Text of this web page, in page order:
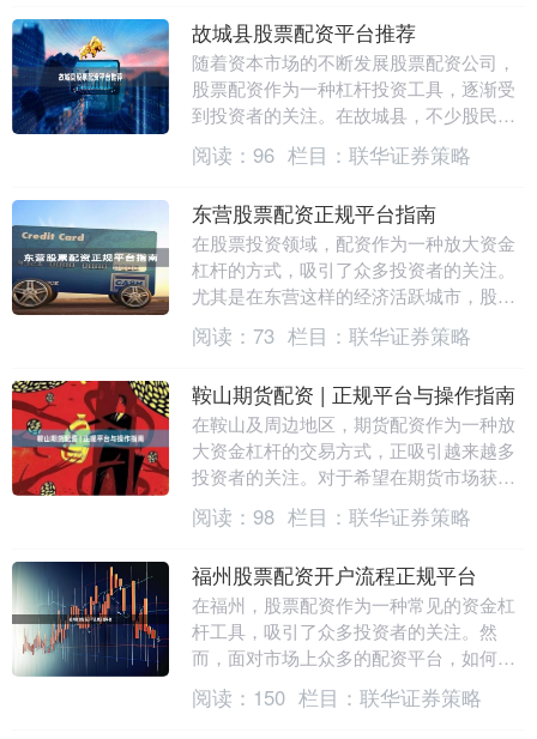
故城县股票配资平台推荐
随着资本市场的不断发展股票配资公司，
股票配资作为一种杠杆投资工具，逐渐受
到投资者的关注。在故城县，不少股民希
望通过配资放大收益，但由于缺乏专业指
导，容易陷入非法....
阅读： 96 栏目： 联华证券策略
东营股票配资正规平台指南
在股票投资领域，配资作为一种放大资金
杠杆的方式，吸引了众多投资者的关注。
尤其是在东营这样的经济活跃城市，股票
配资需求日益增长。然而，面对市场上众
多的配资平台，如....
阅读： 73 栏目： 联华证券策略
鞍山期货配资 | 正规平台与操作指南
在鞍山及周边地区，期货配资作为一种放
大资金杠杆的交易方式，正吸引越来越多
投资者的关注。对于希望在期货市场获取
更高收益的交易者来说，选择正规平台并
掌握操作要点股票....
阅读： 98 栏目： 联华证券策略
福州股票配资开户流程正规平台
在福州，股票配资作为一种常见的资金杠
杆工具，吸引了众多投资者的关注。然
而，面对市场上众多的配资平台，如何选
择正规平台并顺利完成开户，成为许多股
民关心的问题。本文....
阅读： 150 栏目： 联华证券策略